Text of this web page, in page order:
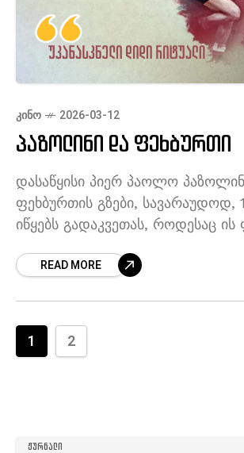
ᲙᲘᲜᲝ 2026-03-12
პაზოლინი და ფეხბურთი
დასაწყისი პიერ პაოლო
ფეხბურთის გზები, სავარაუდოდ,
იწყებს გადაკვეთას, როდესაც
დაბრუნდა. სწორედ აქ იქცა
READ MORE
1 2
ᲟᲣᲠᲜᲐᲚᲘ